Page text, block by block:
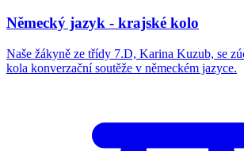
Německý jazyk - krajské kolo
Naše žákyně ze třídy 7.D, Karina Kuzub, se
kola konverzační soutěže v německém jazyce.